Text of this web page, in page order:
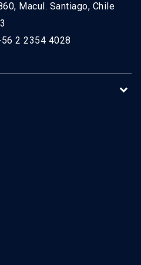
Macul. Santiago, Chile
2 2354 4028